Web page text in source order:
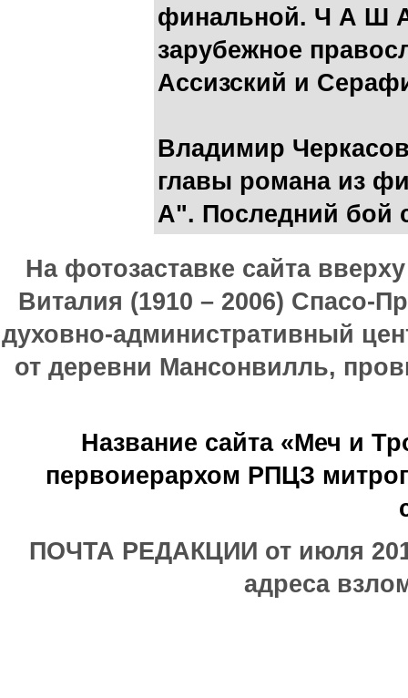
финальной. Ч А Ш
зарубежное
Ассизский и
Владимир
главы романа из
А". Последний бой
На фотозаставке сайта
Виталия (1910 – 2006) Спасо-
духовно-административный
от деревни Мансонвилль,
Название сайта «Меч и
первоиерархом РПЦЗ
ПОЧТА РЕДАКЦИИ от июля
адреса